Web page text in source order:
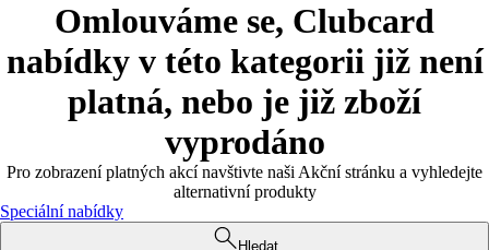
Omlouváme se, Clubcard
nabídky v této kategorii již není
platná, nebo je již zboží
vyprodáno
Pro zobrazení platných akcí navštivte naši Akční stránku a vyhledejte
alternativní produkty
Speciální nabídky
Hledat